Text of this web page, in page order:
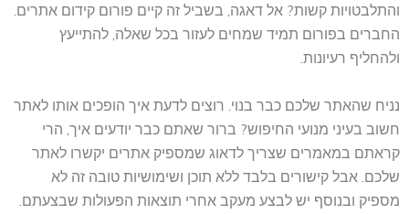
והתלבטויות קשות? אל דאגה, בשביל זה קיים פורום קידום אתרים.
החברים בפורום תמיד שמחים לעזור בכל שאלה, להתייעץ
ולהחליף רעיונות.
נניח שהאתר שלכם כבר בנוי. רוצים לדעת איך הופכים אותו לאתר
חשוב בעיני מנועי החיפוש? ברור שאתם כבר יודעים איך, הרי
קראתם במאמרים שצריך לדאוג שמספיק אתרים יקשרו לאתר
שלכם. אבל קישורים בלבד ללא תוכן ושימושיות טובה זה לא
מספיק ובנוסף יש לבצע מעקב אחרי תוצאות הפעולות שבצעתם.